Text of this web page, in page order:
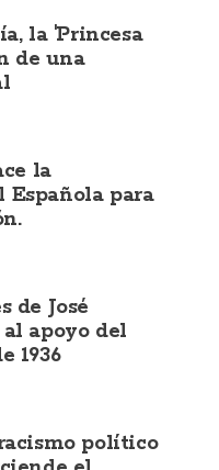
la 'Princesa
de una
la
para
de José
apoyo del
1936
político